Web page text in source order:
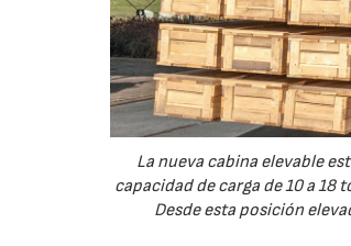
La nueva cabina elevable
capacidad de carga de 10 a 18
Desde esta posición